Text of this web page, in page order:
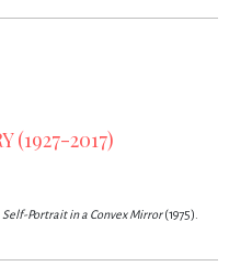
(1927-2017)
Self-Portrait in a Convex Mirror(1975).